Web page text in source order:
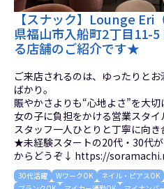
【スナック】Lounge Eri
県福山市入船町2丁目11-
る店舗のご紹介です★
ご来店されるのは、ゆったりと
ばかり。
賑やかさよりも“心地よさ”を大切
女の子に負担をかける営業スタイ
スタッフ一人ひとりと丁寧に向き
★未経験スタートの20代・30代
からどうぞ↓ https://
30代活躍 WワークOK ネイル・ピアスOK